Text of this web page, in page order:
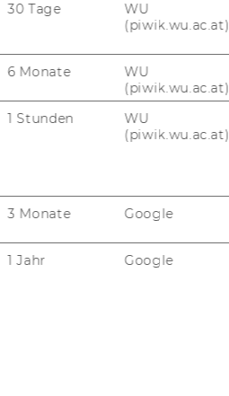
30 Tage
WU
(piwik.wu.ac.at)
6 Monate
WU
(piwik.wu.ac.at)
1 Stunden
WU
(piwik.wu.ac.at)
3 Monate Google
1 Jahr Google